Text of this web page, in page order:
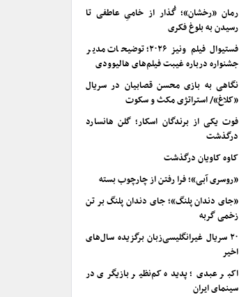
رمان «رخشان»؛ گُذار از خامیِ عاطفی تا
رسیدن به بلوغ فکری
فستیوال فیلم ونیز ۲۰۲۶؛ توضیحات مدیر
جشنواره درباره غیبت فیلم‌های هالیوودی
نگاهی به بازی محسن قصابیان در سریال
«کلاغ»/ استراتژی مکث و سکوت
فوت یکی از برندگان اسکار؛ گلن هانسارد
درگذشت
کاوه کاویان درگذشت
«روسری آبی»؛ فرا رفتن از چارچوب بسته
«جای دندان پلنگ»؛ جای دندان پلنگ بر تن
زخمی گربه
۲۰ سریال غیرانگلیسی‌زبان برگزیده سال‌های
اخیر
اکبر عبدی؛ پدیده کم‌نظیر بازیگری در
سینمای ایران